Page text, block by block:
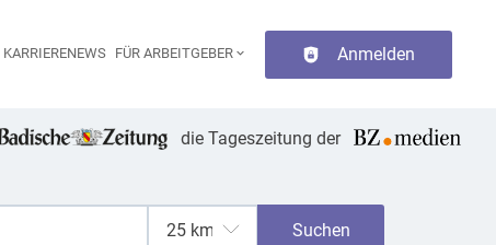
Haupt-Navigation
KARRIERENEWS FÜR ARBEITGEBER Anmelden
die Tageszeitung der
Suchen